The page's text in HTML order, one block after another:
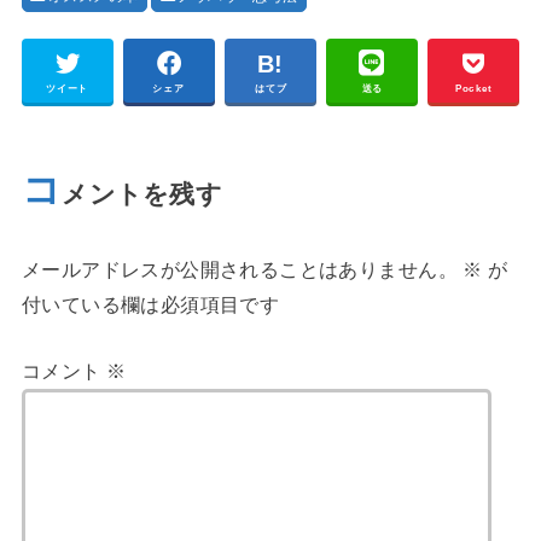
ツイート シェア はてブ 送る Pocket
コ メントを残す
メールアドレスが公開されることはありません。 ※ が
付いている欄は必須項目です
コメント ※